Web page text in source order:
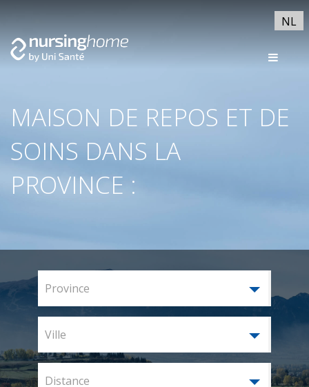
NL
MAISON DE REPOS ET DE
SOINS DANS LA
PROVINCE :
Province
Ville
Distance